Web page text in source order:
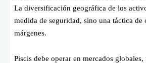
La diversificación geográfica de los
medida de seguridad, sino una táctica de
márgenes.
Piscis debe operar en mercados